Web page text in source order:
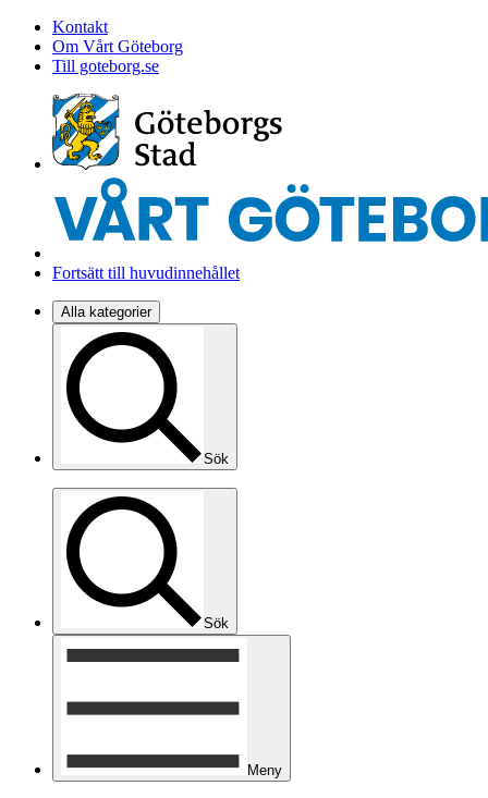
Kontakt
Om Vårt Göteborg
Till goteborg.se
Fortsätt till huvudinnehållet
Alla kategorier
Sök
Sök
Meny